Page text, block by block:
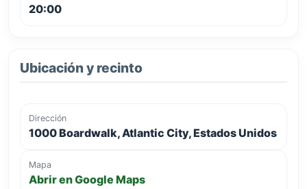
20:00
Ubicación y recinto
Dirección
1000 Boardwalk, Atlantic City, Estados Unidos
Mapa
Abrir en Google Maps